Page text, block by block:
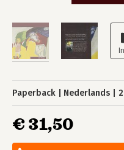
Paperback Nederlands
€ 31,50